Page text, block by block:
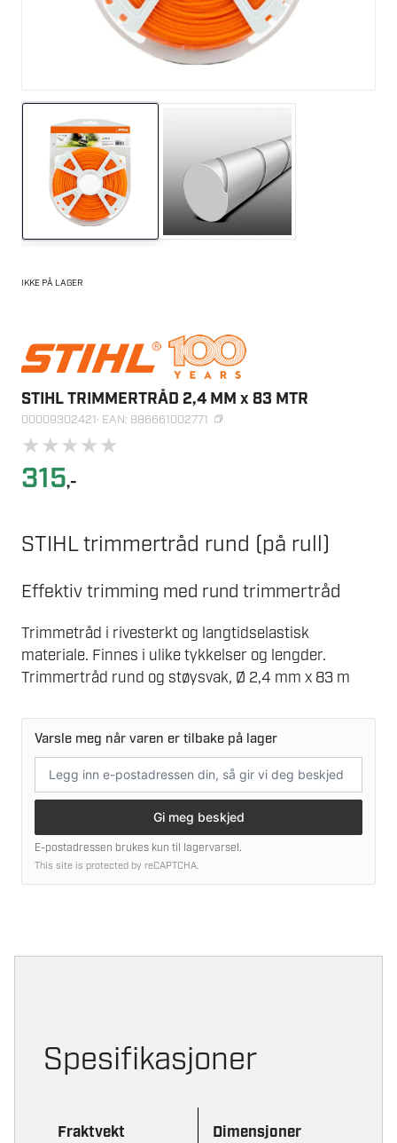
IKKE PÅ LAGER
STIHL TRIMMERTRÅD 2,4 MM x 83 MTR
00009302421· EAN: 886661002771
★★★★★
315,-
STIHL trimmertråd rund (på rull)
Effektiv trimming med rund trimmertråd
Trimmetråd i rivesterkt og langtidselastisk
materiale. Finnes i ulike tykkelser og lengder.
Trimmertråd rund og støysvak, Ø 2,4 mm x 83 m
Varsle meg når varen er tilbake på lager
postadresse
Gi meg beskjed
E-postadressen brukes kun til lagervarsel.
This site is protected by reCAPTCHA.
Spesifikasjoner
Fraktvekt
Dimensjoner